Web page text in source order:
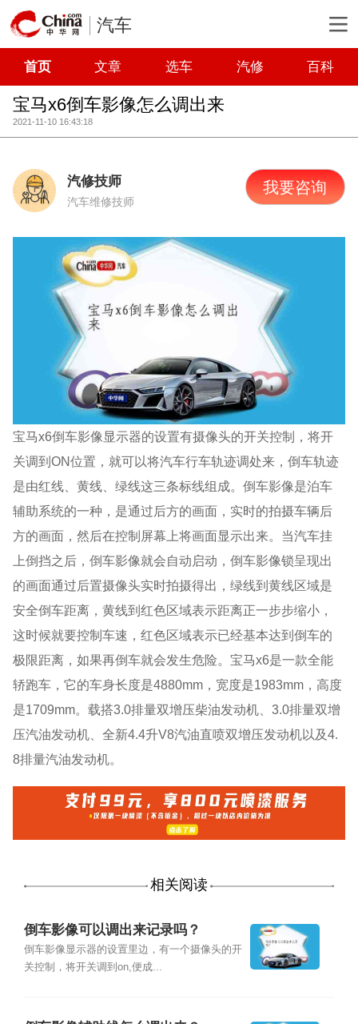
汽车
首页 文章 选车 汽修 百科
宝马x6倒车影像怎么调出来
2021-11-10 16:43:18
汽修技师
汽车维修技师
我要咨询
宝马x6倒车影像显示器的设置有摄像头的开关控制，将开
关调到ON位置，就可以将汽车行车轨迹调处来，倒车轨迹
是由红线、黄线、绿线这三条标线组成。倒车影像是泊车
辅助系统的一种，是通过后方的画面，实时的拍摄车辆后
方的画面，然后在控制屏幕上将画面显示出来。当汽车挂
上倒挡之后，倒车影像就会自动启动，倒车影像锁呈现出
的画面通过后置摄像头实时拍摄得出，绿线到黄线区域是
安全倒车距离，黄线到红色区域表示距离正一步步缩小，
这时候就要控制车速，红色区域表示已经基本达到倒车的
极限距离，如果再倒车就会发生危险。宝马x6是一款全能
轿跑车，它的车身长度是4880mm，宽度是1983mm，高度
是1709mm。载搭3.0排量双增压柴油发动机、3.0排量双增
压汽油发动机、全新4.4升V8汽油直喷双增压发动机以及4.
8排量汽油发动机。
相关阅读
倒车影像可以调出来记录吗？
倒车影像显示器的设置里边，有一个摄像头的开
关控制，将开关调到on,便成...